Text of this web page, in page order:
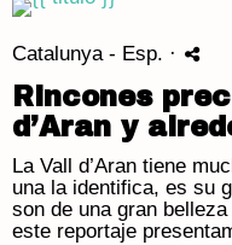
Catalunya - Esp. ·
Rincones
d’Aran y
La Vall d’Aran tiene
una la identifica, es su
son de una gran
este reportaje